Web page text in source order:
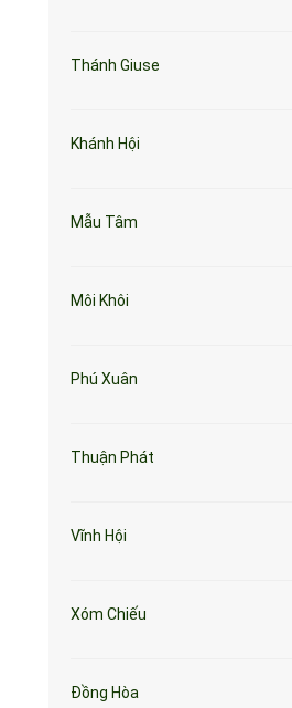
Thánh Giuse
Khánh Hội
Mẫu Tâm
Môi Khôi
Phú Xuân
Thuận Phát
Vĩnh Hội
Xóm Chiếu
Đồng Hòa